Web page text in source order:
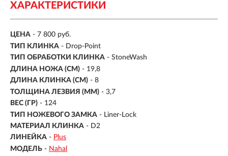
ХАРАКТЕРИСТИКИ
ЦЕНА - 7 800 руб.
ТИП КЛИНКА - Drop-Point
ТИП ОБРАБОТКИ КЛИНКА - StoneWash
ДЛИНА НОЖА (СМ) - 19,8
ДЛИНА КЛИНКА (СМ) - 8
ТОЛЩИНА ЛЕЗВИЯ (ММ) - 3,7
ВЕС (ГР) - 124
ТИП НОЖЕВОГО ЗАМКА - Liner-Lock
МАТЕРИАЛ КЛИНКА - D2
ЛИНЕЙКА - Plus
МОДЕЛЬ - Nahal